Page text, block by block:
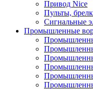
Привод Nice
Пульты,
Сигнальные
Промышленные